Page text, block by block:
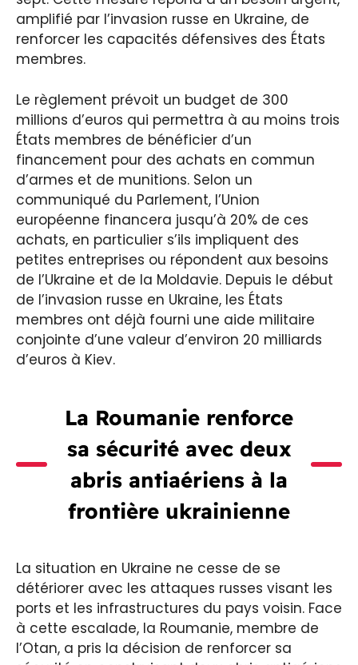
amplifié par l’invasion russe en Ukraine, de
renforcer les capacités défensives des États
membres.
Le règlement prévoit un budget de 300
millions d’euros qui permettra à au moins trois
États membres de bénéficier d’un
financement pour des achats en commun
d’armes et de munitions. Selon un
communiqué du Parlement, l’Union
européenne financera jusqu’à 20% de ces
achats, en particulier s’ils impliquent des
petites entreprises ou répondent aux besoins
de l’Ukraine et de la Moldavie. Depuis le début
de l’invasion russe en Ukraine, les États
membres ont déjà fourni une aide militaire
conjointe d’une valeur d’environ 20 milliards
d’euros à Kiev.
La Roumanie renforce
sa sécurité avec deux
abris antiaériens à la
frontière ukrainienne
La situation en Ukraine ne cesse de se
détériorer avec les attaques russes visant les
ports et les infrastructures du pays voisin. Face
à cette escalade, la Roumanie, membre de
l’Otan, a pris la décision de renforcer sa